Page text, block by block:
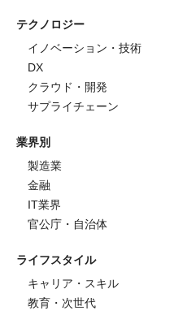
テクノロジー
イノベーション・技術
DX
クラウド・開発
サプライチェーン
業界別
製造業
金融
IT業界
官公庁・自治体
ライフスタイル
キャリア・スキル
教育・次世代